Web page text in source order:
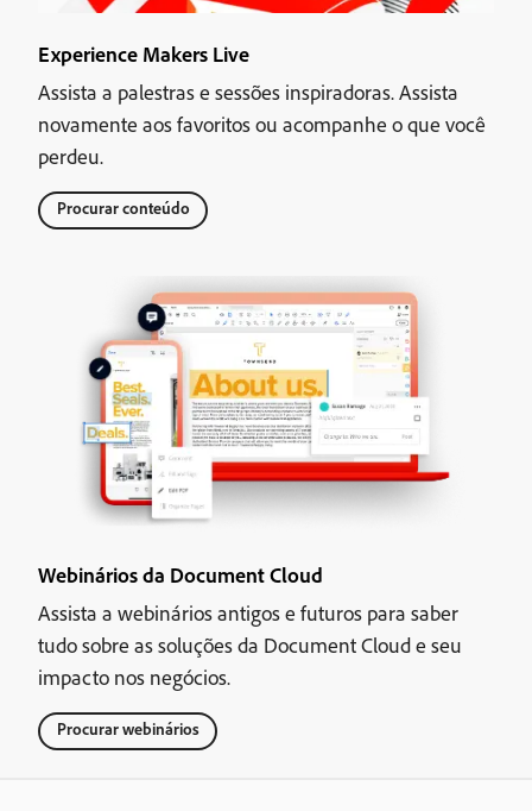
Experience Makers Live
Assista a palestras e sessões inspiradoras. Assista
novamente aos favoritos ou acompanhe o que você
perdeu.
Procurar conteúdo
Webinários da Document Cloud
Assista a webinários antigos e futuros para saber
tudo sobre as soluções da Document Cloud e seu
impacto nos negócios.
Procurar webinários